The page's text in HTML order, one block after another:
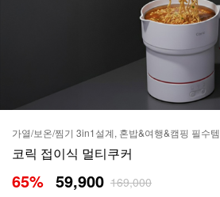
가열/보온/찜기 3in1설계, 혼밥&여행&캠핑 필수템
코릭 접이식 멀티쿠커
65% 59,900 169,000